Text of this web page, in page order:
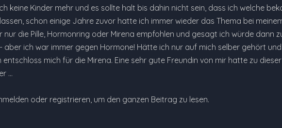
keine Kinder mehr und es sollte halt bis dahin nicht sein, dass ich welche
schon einige Jahre zuvor hatte ich immer wieder das Thema bei
nur die Pille, Hormonring oder Mirena empfohlen und gesagt ich würde dann
aber ich war immer gegen Hormone! Hätte ich nur auf mich selber gehört
entschloss mich für die Mirena. Eine sehr gute Freundin von mir hatte zu
…
oder registrieren, um den ganzen Beitrag zu lesen.